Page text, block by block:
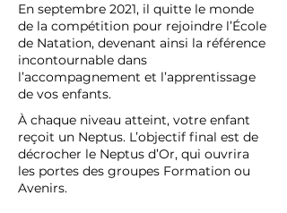
En septembre 2021, il quitte le monde
de la compétition pour rejoindre l’École
de Natation, devenant ainsi la référence
incontournable dans
l’accompagnement et l’apprentissage
de vos enfants.
À chaque niveau atteint, votre enfant
reçoit un Neptus. L’objectif final est de
décrocher le Neptus d’Or, qui ouvrira
les portes des groupes Formation ou
Avenirs.